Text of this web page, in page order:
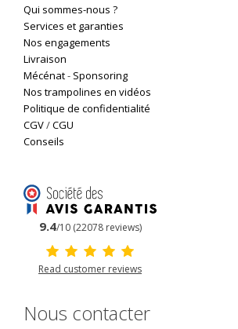
Qui sommes-nous ?
Services et garanties
Nos engagements
Livraison
Mécénat- Sponsoring
Nos trampolines en vidéos
Politique de confidentialité
CGV/CGU
Conseils
9.4/10 (22078 reviews)
Read customer reviews
Nous contacter